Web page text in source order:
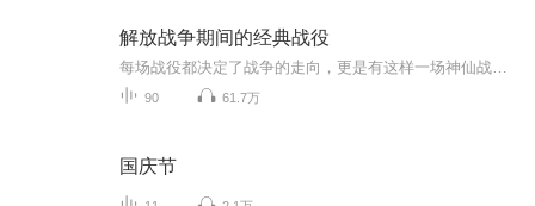
解放战争期间的经典战役
90 61.7万
国庆节